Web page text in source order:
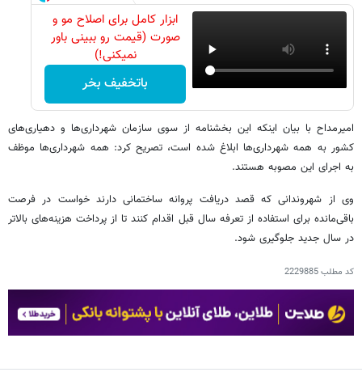
ابزار کامل برای اصلاح مو و
صورت (قیمت رو ببینی باور
نمیکنی!)
باتخفیف بخر
امیرمداح با بیان اینکه این بخشنامه از سوی سازمان شهرداری‌ها و دهیاری‌های
کشور به همه شهرداری‌ها ابلاغ شده است، تصریح کرد: همه شهرداری‌ها موظف
به اجرای این مصوبه هستند.
وی از شهروندانی که قصد دریافت پروانه ساختمانی دارند خواست در فرصت
باقی‌مانده برای استفاده از تعرفه سال قبل اقدام کنند تا از پرداخت هزینه‌های بالاتر
در سال جدید جلوگیری شود.
کد مطلب2229885